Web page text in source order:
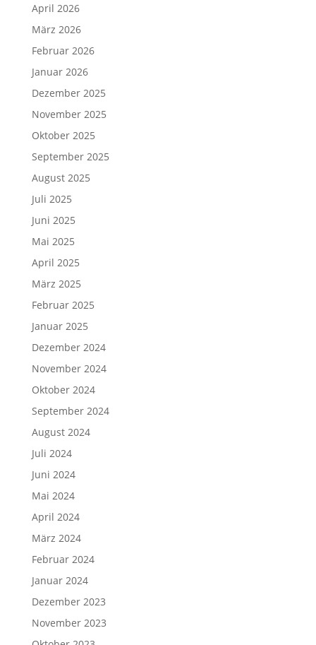
April 2026
März 2026
Februar 2026
Januar 2026
Dezember 2025
November 2025
Oktober 2025
September 2025
August 2025
Juli 2025
Juni 2025
Mai 2025
April 2025
März 2025
Februar 2025
Januar 2025
Dezember 2024
November 2024
Oktober 2024
September 2024
August 2024
Juli 2024
Juni 2024
Mai 2024
April 2024
März 2024
Februar 2024
Januar 2024
Dezember 2023
November 2023